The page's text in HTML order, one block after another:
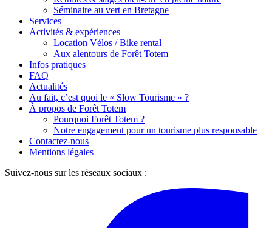
Séminaire au vert en Bretagne
Services
Activités & expériences
Location Vélos / Bike rental
Aux alentours de Forêt Totem
Infos pratiques
FAQ
Actualités
Au fait, c’est quoi le « Slow Tourisme » ?
À propos de Forêt Totem
Pourquoi Forêt Totem ?
Notre engagement pour un tourisme plus responsable
Contactez-nous
Mentions légales
Suivez-nous sur les réseaux sociaux :